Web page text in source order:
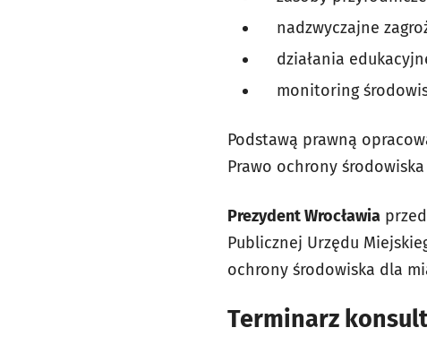
nadzwyczajne
działania
monitoring
Podstawą prawną
Prawo ochrony środowiska
Prezydent Wrocławia
Publicznej Urzędu
ochrony środowiska dla
Terminarz